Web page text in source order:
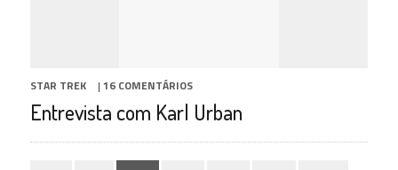
STAR TREK | 16 COMENTÁRIOS
Entrevista com Karl Urban